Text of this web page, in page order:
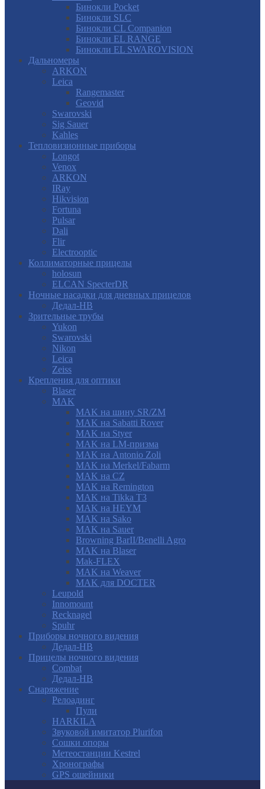
Бинокли Pocket
Бинокли SLC
Бинокли CL Companion
Бинокли EL RANGE
Бинокли EL SWAROVISION
Дальномеры
ARKON
Leica
Rangemaster
Geovid
Swarovski
Sig Sauer
Kahles
Тепловизионные приборы
Longot
Venox
ARKON
IRay
Hikvision
Fortuna
Pulsar
Dali
Flir
Electrooptic
Коллиматорные прицелы
holosun
ELCAN SpecterDR
Ночные насадки для дневных прицелов
Дедал-НВ
Зрительные трубы
Yukon
Swarovski
Nikon
Leica
Zeiss
Крепления для оптики
Blaser
MAK
MAK на шину SR/ZM
MAK на Sabatti Rover
MAK на Styer
MAK на LM-призма
MAK на Antonio Zoli
MAK на Merkel/Fabarm
MAK на CZ
MAK на Remington
MAK на Tikka T3
MAK на HEYM
MAK на Sako
MAK на Sauer
Browning BarII/Benelli Agro
MAK на Blaser
Mak-FLEX
MAK на Weaver
MAK для DOCTER
Leupold
Innomount
Recknagel
Spuhr
Приборы ночного видения
Дедал-НВ
Прицелы ночного видения
Combat
Дедал-НВ
Снаряжение
Релоадинг
Пули
HARKILA
Звуковой имитатор Plurifon
Сошки опоры
Метеостанции Kestrel
Хронографы
GPS ошейники